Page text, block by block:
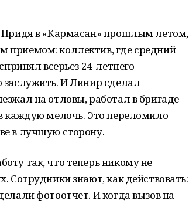
Придя в «Кармасан» прошлым летом,
приемом: коллектив, где средний
всерьез 24-летнего
заслужить. И Линир сделал
на отловы, работал в бригаде
каждую мелочь. Это переломило
в лучшую сторону.
так, что теперь никому не
Сотрудники знают, как действовать:
фотоотчет. И когда вызов на